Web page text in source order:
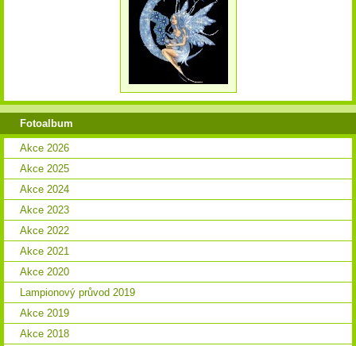
Fotoalbum
Akce 2026
Akce 2025
Akce 2024
Akce 2023
Akce 2022
Akce 2021
Akce 2020
Lampionový průvod 2019
Akce 2019
Akce 2018